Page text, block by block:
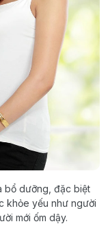
bổ dưỡng, đặc biệt
khỏe yếu như người
mới ốm dậy.